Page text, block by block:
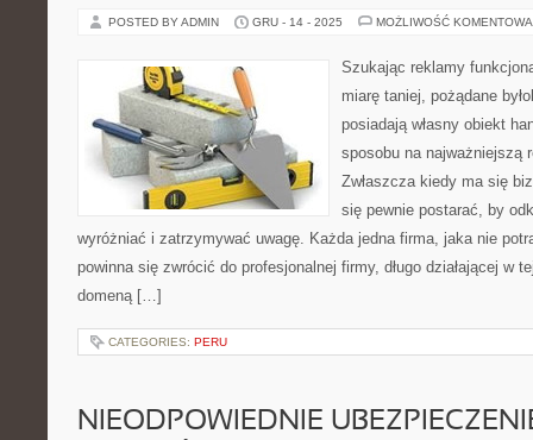
POSTED BY ADMIN GRU - 14 - 2025 MOŻLIWOŚĆ
Szukając reklamy
miarę taniej, pożądane
posiadają własny obiekt
sposobu na najważniejszą
Zwłaszcza kiedy ma się
się pewnie postarać, by
wyróżniać i zatrzymywać uwagę. Każda jedna firma, jaka nie
powinna się zwrócić do profesjonalnej firmy, długo działającej w
domeną […]
CATEGORIES: PERU
NIEODPOWIEDNIE